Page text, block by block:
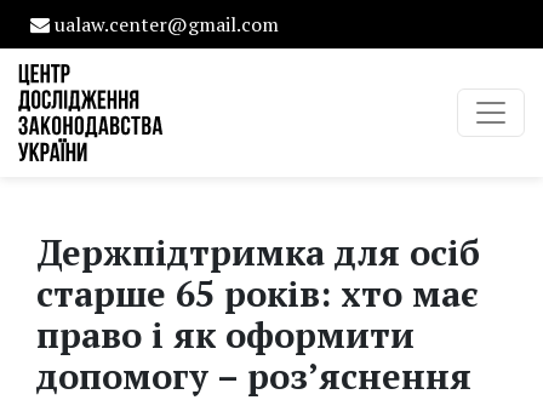
ualaw.center@gmail.com
Держпідтримка для осіб
старше 65 років: хто має
право і як оформити
допомогу – роз’яснення